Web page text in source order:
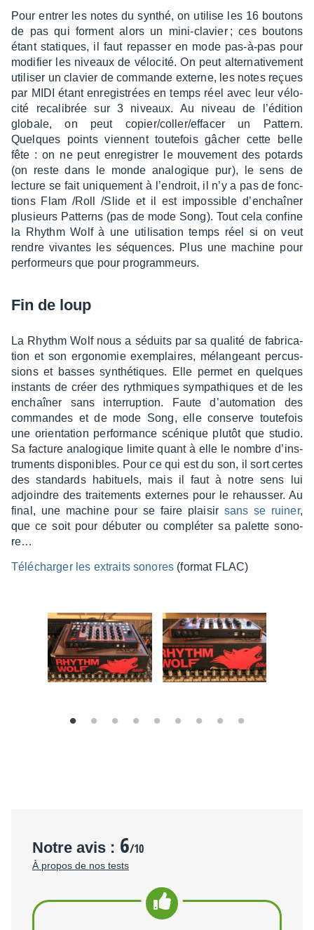
Pour entrer les notes du synthé, on utilise les 16 boutons
de pas qui forment alors un mini-clavier ; ces boutons
étant statiques, il faut repas­ser en mode pas-à-pas pour
modi­fier les niveaux de vélo­cité. On peut alter­na­ti­ve­ment
utili­ser un clavier de commande externe, les notes reçues
par MIDI étant enre­gis­trées en temps réel avec leur vélo­
cité reca­li­brée sur 3 niveaux. Au niveau de l’édi­tion
globale, on peut copier/coller/effa­cer un Pattern.
Quelques points viennent toute­fois gâcher cette belle
fête : on ne peut enre­gis­trer le mouve­ment des potards
(on reste dans le monde analo­gique pur), le sens de
lecture se fait unique­ment à l’en­droit, il n’y a pas de fonc­
tions Flam /Roll /Slide et il est impos­sible d’en­chaî­ner
plusieurs Patterns (pas de mode Song). Tout cela confine
la Rhythm Wolf à une utili­sa­tion temps réel si on veut
rendre vivantes les séquences. Plus une machine pour
perfor­meurs que pour program­meurs.
Fin de loup
La Rhythm Wolf nous a séduits par sa qualité de fabri­ca­
tion et son ergo­no­mie exem­plaires, mélan­geant percus­
sions et basses synthé­tiques. Elle permet en quelques
instants de créer des ryth­miques sympa­thiques et de les
enchaî­ner sans inter­rup­tion. Faute d’au­to­ma­tion des
commandes et de mode Song, elle conserve toute­fois
une orien­ta­tion perfor­mance scénique plutôt que studio.
Sa facture analo­gique limite quant à elle le nombre d’ins­
tru­ments dispo­nibles. Pour ce qui est du son, il sort certes
des stan­dards habi­tuels, mais il faut à notre sens lui
adjoindre des trai­te­ments externes pour le rehaus­ser. Au
final, une machine pour se faire plai­sir sans se ruiner,
que ce soit pour débu­ter ou complé­ter sa palette sono­
re…
Télé­char­ger les extraits sonores (format FLAC)
Notre avis : 6/10
À propos de nos tests